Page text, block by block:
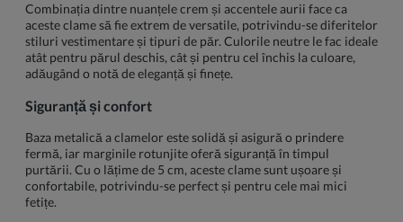
Combinația dintre nuanțele crem și accentele aurii face ca
aceste clame să fie extrem de versatile, potrivindu-se diferitelor
stiluri vestimentare și tipuri de păr. Culorile neutre le fac ideale
atât pentru părul deschis, cât și pentru cel închis la culoare,
adăugând o notă de eleganță și finețe.
Siguranță și confort
Baza metalică a clamelor este solidă și asigură o prindere
fermă, iar marginile rotunjite oferă siguranță în timpul
purtării. Cu o lățime de 5 cm, aceste clame sunt ușoare și
confortabile, potrivindu-se perfect și pentru cele mai mici
fetițe.